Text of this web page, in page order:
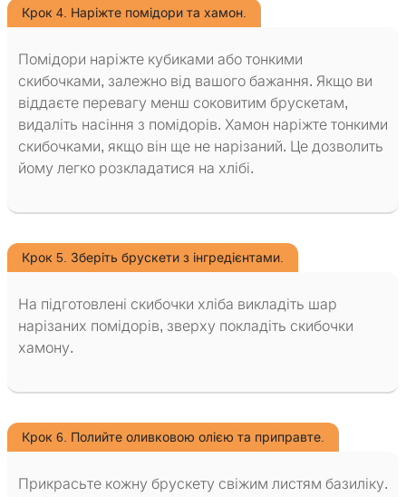
Крок 4. Наріжте помідори та хамон.
Помідори наріжте кубиками або тонкими
скибочками, залежно від вашого бажання. Якщо ви
віддаєте перевагу менш соковитим брускетам,
видаліть насіння з помідорів. Хамон наріжте тонкими
скибочками, якщо він ще не нарізаний. Це дозволить
йому легко розкладатися на хлібі.
Крок 5. Зберіть брускети з інгредієнтами.
На підготовлені скибочки хліба викладіть шар
нарізаних помідорів, зверху покладіть скибочки
хамону.
Крок 6. Полийте оливковою олією та приправте.
Прикрасьте кожну брускету свіжим листям базиліку.